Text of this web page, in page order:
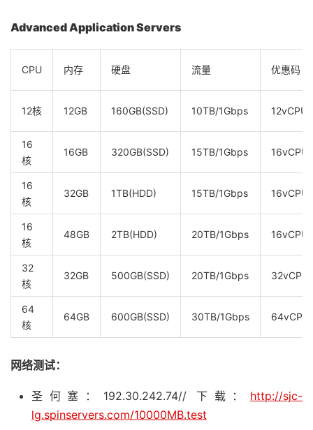
Advanced Application Servers
CPU 内存 硬盘 流量 优惠码
12核 12GB 160GB(SSD) 10TB/1Gbps
16
核
16GB 320GB(SSD) 15TB/1Gbps
16
核
32GB 1TB(HDD) 15TB/1Gbps
16
核
48GB 2TB(HDD) 20TB/1Gbps
32
核
32GB 500GB(SSD) 20TB/1Gbps
64
核
64GB 600GB(SSD) 30TB/1Gbps
网络测试：
圣何塞：192.30.242.74// 下载： http://sjc-
lg.spinservers.com/10000MB.test